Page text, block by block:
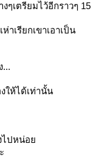
ๆเตรียมไว้อีกราวๆ 15
เรียกเขาเอาเป็น
ให้ได้เท่านั้น
งไปหน่อ